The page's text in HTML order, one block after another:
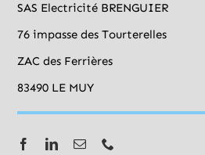
SAS Electricité BRENGUIER
76 impasse des Tourterelles
ZAC des Ferrières
83490 LE MUY